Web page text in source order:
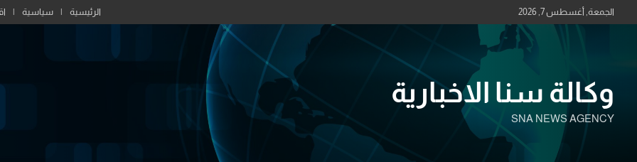
to
الجمعة, أغسطس 7, 2026 الرئيسية سياسية
وكالة سنا الاخبارية
SNA NEWS AGENCY